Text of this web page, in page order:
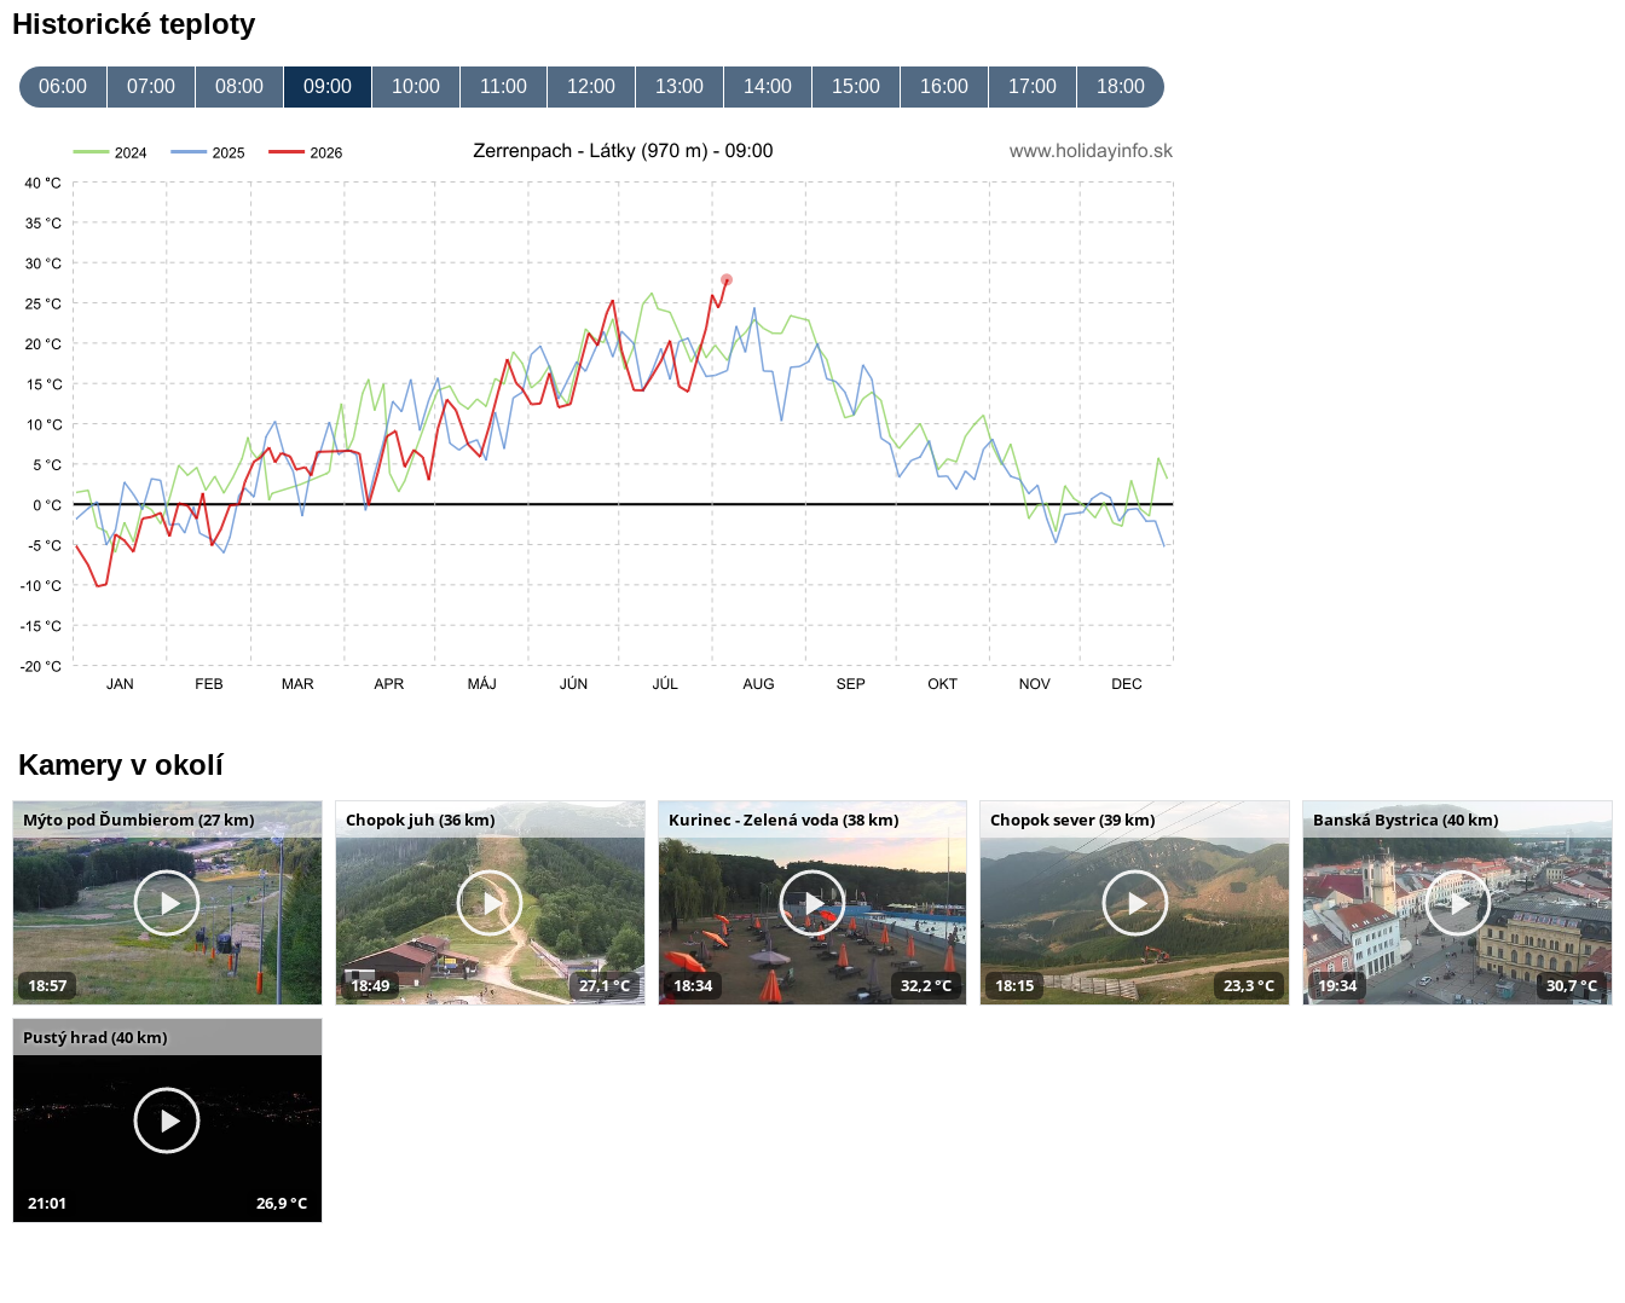
Historické teploty
06:00 07:00 08:00 09:00 10:00 11:00 12:00 13:00 14:00 15:00 16:00 17:00 18:00
Kamery v okolí
Mýto pod Ďumbierom (27 km)
18:57
Chopok juh (36 km)
18:49 27,1 °C
Kurinec - Zelená voda (38 km)
18:34 32,2 °C
Chopok sever (39 km)
18:15 23,3 °C
Banská Bystrica (40 km)
19:34 30,7 °C
Pustý hrad (40 km)
21:01 26,9 °C